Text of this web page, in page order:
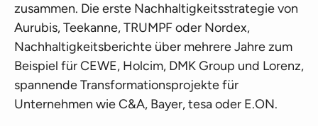
zusammen. Die erste Nachhaltigkeitsstrategie von
Aurubis, Teekanne, TRUMPF oder Nordex,
Nachhaltigkeitsberichte über mehrere Jahre zum
Beispiel für CEWE, Holcim, DMK Group und Lorenz,
spannende Transformationsprojekte für
Unternehmen wie C&A, Bayer, tesa oder E.ON.